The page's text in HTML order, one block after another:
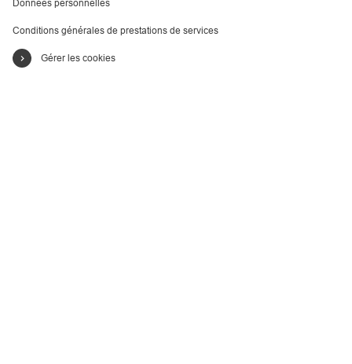
Données personnelles
Conditions générales de prestations de services
Gérer les cookies